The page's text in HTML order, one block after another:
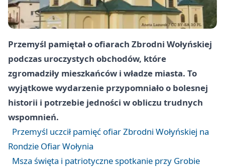
Przemyśl pamiętał o ofiarach Zbrodni Wołyńskiej
podczas uroczystych obchodów, które
zgromadziły mieszkańców i władze miasta. To
wyjątkowe wydarzenie przypomniało o bolesnej
historii i potrzebie jedności w obliczu trudnych
wspomnień.
Przemyśl uczcił pamięć ofiar Zbrodni Wołyńskiej na
Rondzie Ofiar Wołynia
Msza święta i patriotyczne spotkanie przy Grobie